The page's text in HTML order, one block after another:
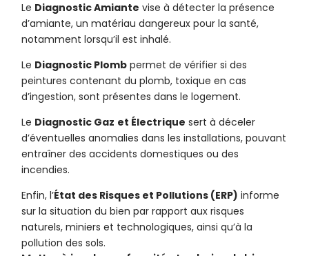
Le Diagnostic Amiante vise à détecter la présence
d’amiante, un matériau dangereux pour la santé,
notamment lorsqu’il est inhalé.
Le Diagnostic Plomb permet de vérifier si des
peintures contenant du plomb, toxique en cas
d’ingestion, sont présentes dans le logement.
Le Diagnostic Gaz et Électrique sert à déceler
d’éventuelles anomalies dans les installations, pouvant
entraîner des accidents domestiques ou des
incendies.
Enfin, l’État des Risques et Pollutions (ERP) informe
sur la situation du bien par rapport aux risques
naturels, miniers et technologiques, ainsi qu’à la
pollution des sols.